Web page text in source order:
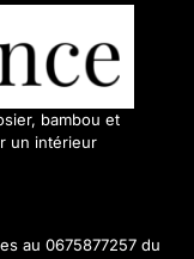
bambou et
un intérieur
au 0675877257 du